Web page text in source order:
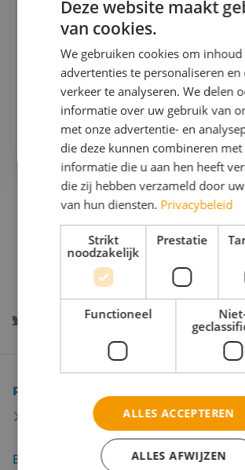
Gaan we samen aan de slag?
Bel mij op076 522 30 57
Of stuur mijeen e-mail
Onze reispartners
Populaire bestemmingen
Kopenhagen
Bekijk alle 67 bestemmingen
Deze website maakt
van cookies.
We gebruiken cookies om inhoud
advertenties te personaliseren en
verkeer te analyseren. We delen
informatie over uw gebruik van
met onze advertentie- en
die deze kunnen combineren
informatie die u aan hen heeft
die zij hebben verzameld door
van hun diensten. Privacybeleid
Strikt
noodzakelijk
Prestatie
Functioneel
ALLES ACCEPTEREN
ALLES AFWIJZEN